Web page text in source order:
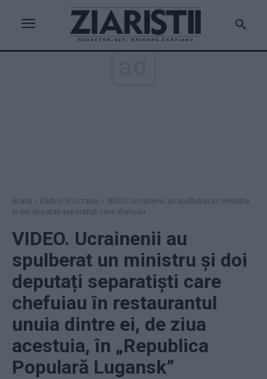
Acasă Război în Ucraina
VIDEO. Ucrainenii au spulberat un ministru
și doi deputați separatiști care chefuiau...
VIDEO. Ucrainenii au
spulberat un ministru și doi
deputați separatiști care
chefuiau în restaurantul
unuia dintre ei, de ziua
acestuia, în „Republica
Populară Lugansk”